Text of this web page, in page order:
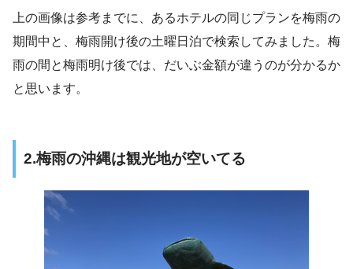
上の画像は参考までに、あるホテルの同じプランを梅雨の
期間中と、梅雨開け後の土曜日泊で検索してみました。梅
雨の間と梅雨明け後では、だいぶ金額が違うのが分かるか
と思います。
2.梅雨の沖縄は観光地が空いてる